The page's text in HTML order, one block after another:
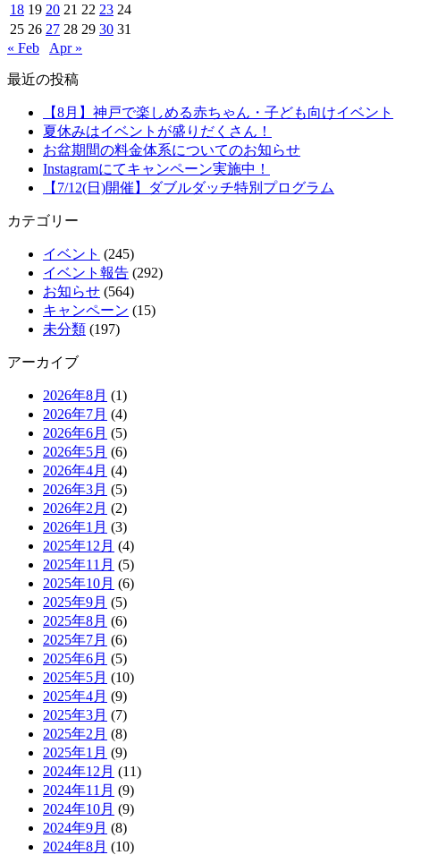
18 19 20 21 22 23 24
25 26 27 28 29 30 31
« Feb
Apr »
最近の投稿
【8月】神戸で楽しめる赤ちゃん・子ども向けイベント
夏休みはイベントが盛りだくさん！
お盆期間の料金体系についてのお知らせ
Instagramにてキャンペーン実施中！
【7/12(日)開催】ダブルダッチ特別プログラム
カテゴリー
イベント (245)
イベント報告 (292)
お知らせ (564)
キャンペーン (15)
未分類 (197)
アーカイブ
2026年8月 (1)
2026年7月 (4)
2026年6月 (5)
2026年5月 (6)
2026年4月 (4)
2026年3月 (5)
2026年2月 (2)
2026年1月 (3)
2025年12月 (4)
2025年11月 (5)
2025年10月 (6)
2025年9月 (5)
2025年8月 (6)
2025年7月 (6)
2025年6月 (5)
2025年5月 (10)
2025年4月 (9)
2025年3月 (7)
2025年2月 (8)
2025年1月 (9)
2024年12月 (11)
2024年11月 (9)
2024年10月 (9)
2024年9月 (8)
2024年8月 (10)